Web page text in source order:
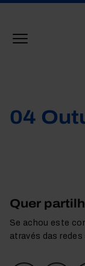
04
Quer
Se achou este
através das redes